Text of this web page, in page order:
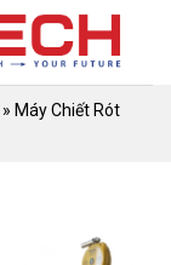
» Máy Chiết Rót